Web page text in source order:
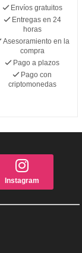
Envíos gratuitos
Entregas en 24
horas
Asesoramiento en la
compra
Pago a plazos
Pago con
criptomonedas
Instagram